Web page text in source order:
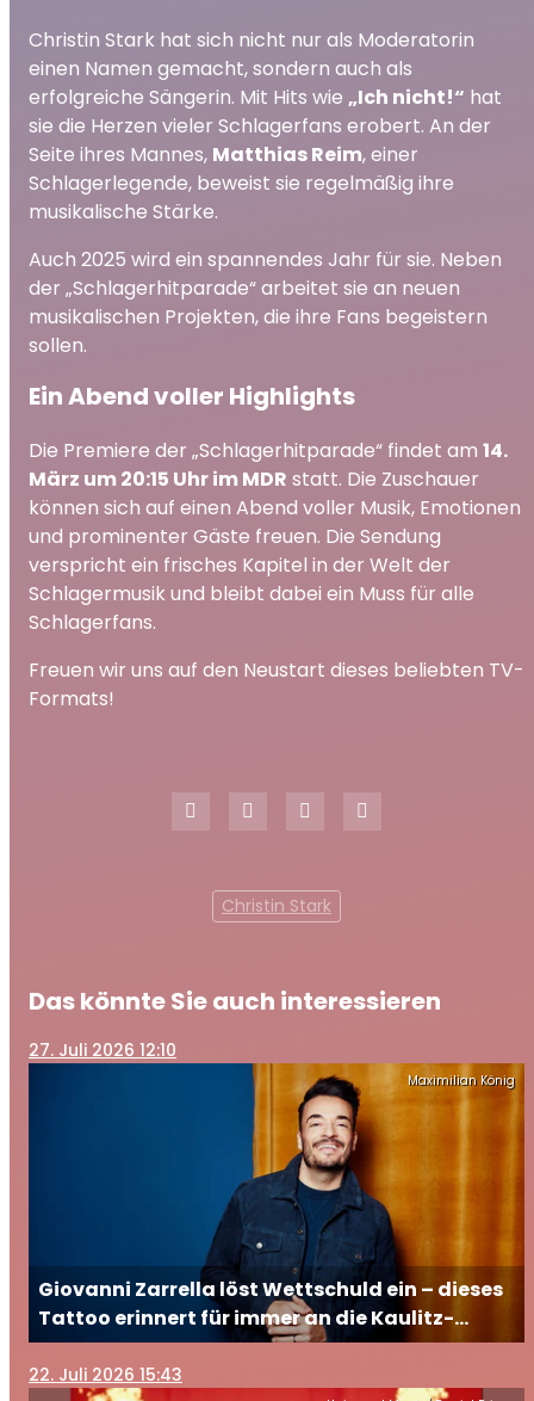
Christin Stark hat sich nicht nur als Moderatorin
einen Namen gemacht, sondern auch als
erfolgreiche Sängerin. Mit Hits wie „Ich nicht!“ hat
sie die Herzen vieler Schlagerfans erobert. An der
Seite ihres Mannes, Matthias Reim, einer
Schlagerlegende, beweist sie regelmäßig ihre
musikalische Stärke.
Auch 2025 wird ein spannendes Jahr für sie. Neben
der „Schlagerhitparade“ arbeitet sie an neuen
musikalischen Projekten, die ihre Fans begeistern
sollen.
Ein Abend voller Highlights
Die Premiere der „Schlagerhitparade“ findet am 14.
März um 20:15 Uhr im MDR statt. Die Zuschauer
können sich auf einen Abend voller Musik, Emotionen
und prominenter Gäste freuen. Die Sendung
verspricht ein frisches Kapitel in der Welt der
Schlagermusik und bleibt dabei ein Muss für alle
Schlagerfans.
Freuen wir uns auf den Neustart dieses beliebten TV-
Formats!
Christin Stark
Das könnte Sie auch interessieren
27. Juli 2026 12:10
Maximilian König
Giovanni Zarrella löst Wettschuld ein – dieses
Tattoo erinnert für immer an die Kaulitz-
Brüder
22. Juli 2026 15:43